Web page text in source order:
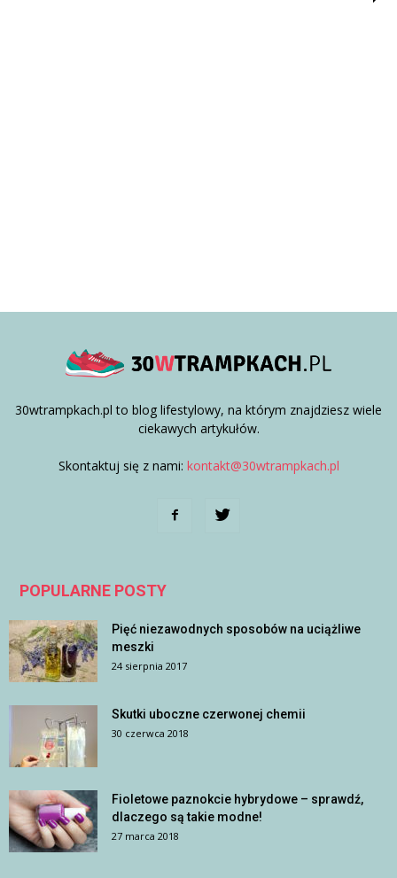
30wtrampkach.pl to blog lifestylowy, na którym znajdziesz wiele
ciekawych artykułów.
Skontaktuj się z nami: kontakt@30wtrampkach.pl
POPULARNE POSTY
Pięć niezawodnych sposobów na uciążliwe
meszki
24 sierpnia 2017
Skutki uboczne czerwonej chemii
30 czerwca 2018
Fioletowe paznokcie hybrydowe – sprawdź,
dlaczego są takie modne!
27 marca 2018